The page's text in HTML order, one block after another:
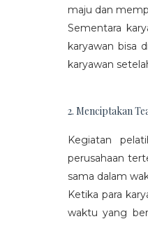
maju dan
Sementara
karyawan bisa
karyawan
2. Menciptakan
Kegiatan
perusahaan
sama dalam
Ketika para
waktu yang